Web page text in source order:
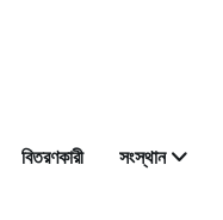
বিতরণকারী সংস্থান